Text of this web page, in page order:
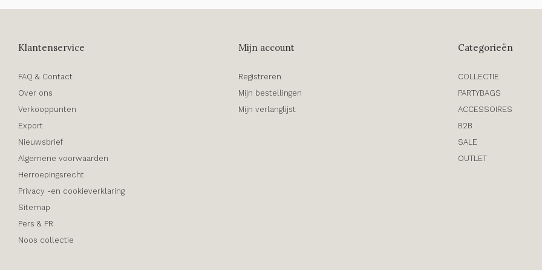
Klantenservice
FAQ & Contact
Over ons
Verkooppunten
Export
Nieuwsbrief
Algemene voorwaarden
Herroepingsrecht
Privacy -en cookieverklaring
Sitemap
Pers & PR
Noos collectie
Mijn account
Registreren
Mijn bestellingen
Mijn verlanglijst
Categorieën
COLLECTIE
PARTYBAGS
ACCESSOIRES
B2B
SALE
OUTLET